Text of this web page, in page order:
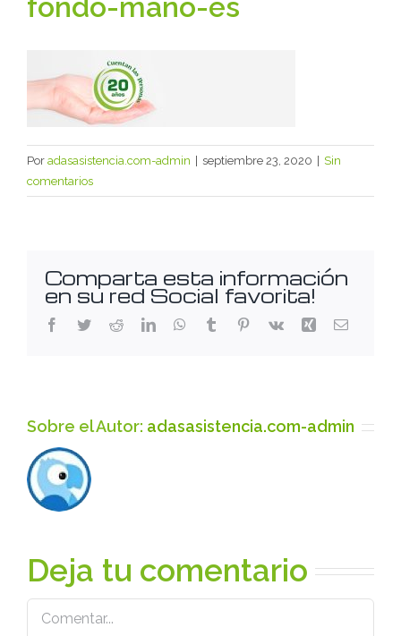
fondo-mano-es
Por adasasistencia.com-admin septiembre 23, 2020
Sin
comentarios
Comparta esta información
en su red Social favorita!
Facebook
TwitterRedditLinkedInWhatsApp
Tumblr Pinterest
Vk Xing Correo
Sobre el Autor: adasasistencia.com-admin
Deja tu comentario
Comentar